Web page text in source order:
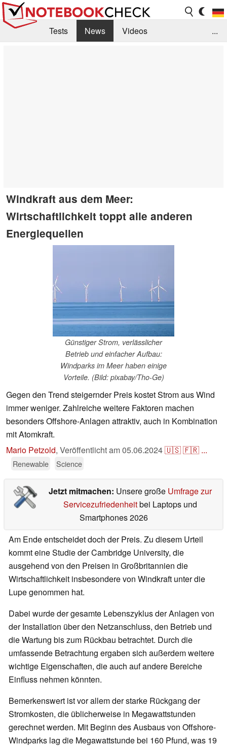
Tests News
Videos
...
Windkraft aus dem Meer:
Wirtschaftlichkeit toppt alle anderen
Energiequellen
Günstiger Strom, verlässlicher
Betrieb und einfacher Aufbau:
Windparks im Meer haben einige
Vorteile. (Bild: pixabay/Tho-Ge)
Gegen den Trend steigernder Preis kostet Strom aus Wind
immer weniger. Zahlreiche weitere Faktoren machen
besonders Offshore-Anlagen attraktiv, auch in Kombination
mit Atomkraft.
Mario Petzold, Veröffentlicht am05.06.2024🇺🇸🇫🇷 ...
Renewable Science
Jetzt mitmachen: Unsere große Umfrage zur
Servicezufriedenheitbei Laptops und
Smartphones 2026
Am Ende entscheidet doch der Preis. Zu diesem Urteil
kommt eine Studie der Cambridge University, die
ausgehend von den Preisen in Großbritannien die
Wirtschaftlichkeit insbesondere von Windkraft unter die
Lupe genommen hat.
Dabei wurde der gesamte Lebenszyklus der Anlagen von
der Installation über den Netzanschluss, den Betrieb und
die Wartung bis zum Rückbau betrachtet. Durch die
umfassende Betrachtung ergaben sich außerdem weitere
wichtige Eigenschaften, die auch auf andere Bereiche
Einfluss nehmen könnten.
Bemerkenswert ist vor allem der starke Rückgang der
Stromkosten, die üblicherweise in Megawattstunden
gerechnet werden. Mit Beginn des Ausbaus von Offshore-
Windparks lag die Megawattstunde bei 160 Pfund, was 19